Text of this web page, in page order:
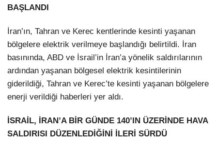
BAŞLANDI
İran’ın, Tahran ve Kerec kentlerinde kesinti yaşanan
bölgelere elektrik verilmeye başlandığı belirtildi. İran
basınında, ABD ve İsrail’in İran’a yönelik saldırılarının
ardından yaşanan bölgesel elektrik kesintilerinin
giderildiği, Tahran ve Kerec’te kesinti yaşanan bölgelere
enerji verildiği haberleri yer aldı.
İSRAİL, İRAN’A BİR GÜNDE 140’IN ÜZERİNDE HAVA
SALDIRISI DÜZENLEDİĞİNİ İLERİ SÜRDÜ